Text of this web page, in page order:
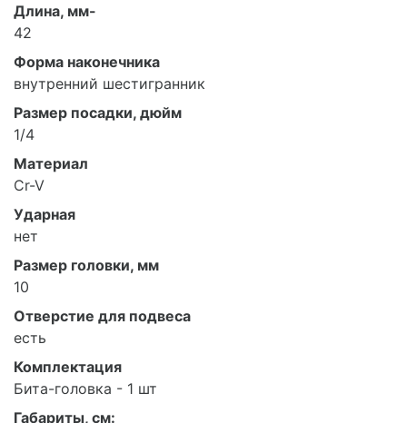
Длина, мм-
42
Форма наконечника
внутренний шестигранник
Размер посадки, дюйм
1/4
Материал
Cr-V
Ударная
нет
Размер головки, мм
10
Отверстие для подвеса
есть
Комплектация
Бита-головка - 1 шт
Габариты, см: